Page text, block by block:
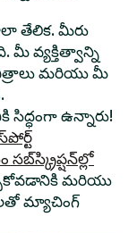
తేలిక. మీరు
మీ వ్యక్తిత్వాన్ని
మరియు మీ
సిద్ధంగా ఉన్నారు!
మరియు
మ్యాచింగ్